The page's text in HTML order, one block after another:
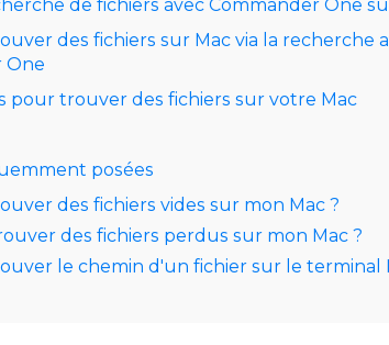
de fichiers avec Commander One
des fichiers sur Mac via la recherche
One
pour trouver des fichiers sur votre Mac
posées
des fichiers vides sur mon Mac ?
des fichiers perdus sur mon Mac ?
le chemin d'un fichier sur le terminal